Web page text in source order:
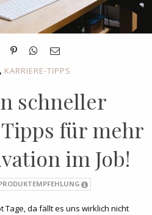
, KARRIERE-TIPPS
schneller
für mehr
im Job!
Tage, da fällt es uns wirklich nicht